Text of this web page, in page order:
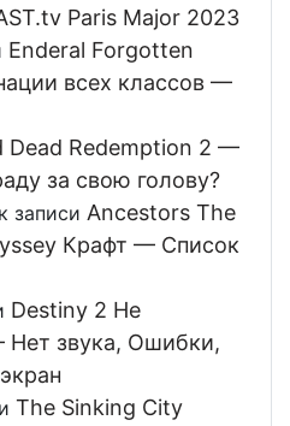
Paris Major 2023
Enderal Forgotten
всех классов —
Dead Redemption 2 —
за свою голову?
к записи Ancestors The
Крафт — Список
Destiny 2 Не
Нет звука, Ошибки,
The Sinking City